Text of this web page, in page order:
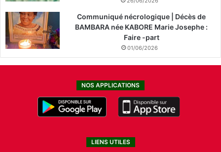
Communiqué nécrologique | Décès de
BAMBARA née KABORE Marie Josephe :
Faire -part
01/06/2026
NOS APPLICATIONS
LIENS UTILES